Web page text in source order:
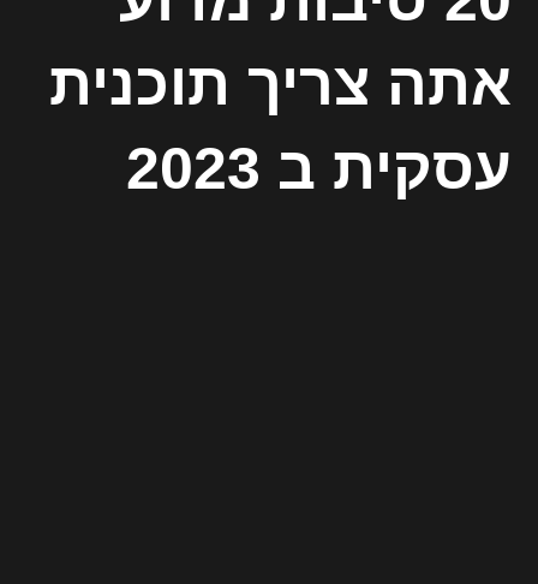
אתה צריך תוכנית
עסקית ב 2023